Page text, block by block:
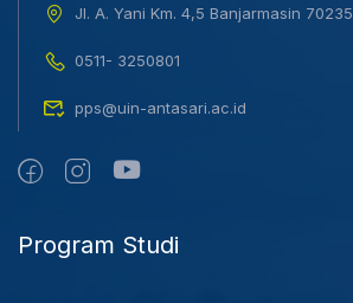
Jl. A. Yani Km. 4,5 Banjarmasin 70235
0511- 3250801
pps@uin-antasari.ac.id
Program Studi